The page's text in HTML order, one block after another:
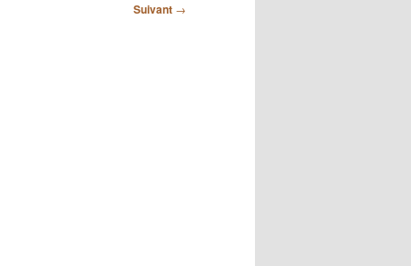
Suivant →